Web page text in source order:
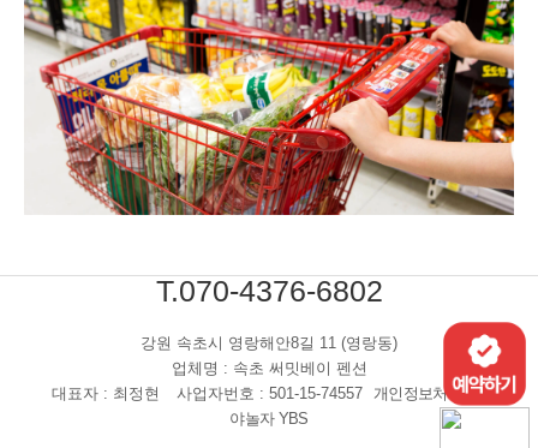
T.070-4376-6802
강원 속초시 영랑해안8길 11 (영랑동)
업체명 : 속초 써밋베이 펜션
대표자 : 최정현
사업자번호 : 501-15-74557
개인정보처리방침
야놀자 YBS